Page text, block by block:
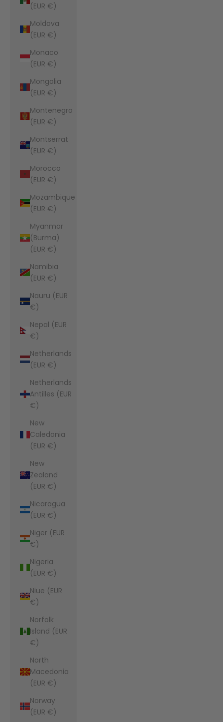
(EUR €)
Moldova
(EUR €)
Monaco
(EUR €)
Mongolia
(EUR €)
Montenegro
(EUR €)
Montserrat
(EUR €)
Morocco
(EUR €)
Mozambique
(EUR €)
Myanmar
(Burma)
(EUR €)
Namibia
(EUR €)
Nauru (EUR
€)
Nepal (EUR
€)
Netherlands
(EUR €)
Netherlands
Antilles (EUR
€)
New
Caledonia
(EUR €)
New
Zealand
(EUR €)
Nicaragua
(EUR €)
Niger (EUR
€)
Nigeria
(EUR €)
Niue (EUR
€)
Norfolk
Island (EUR
€)
North
Macedonia
(EUR €)
Norway
(EUR €)